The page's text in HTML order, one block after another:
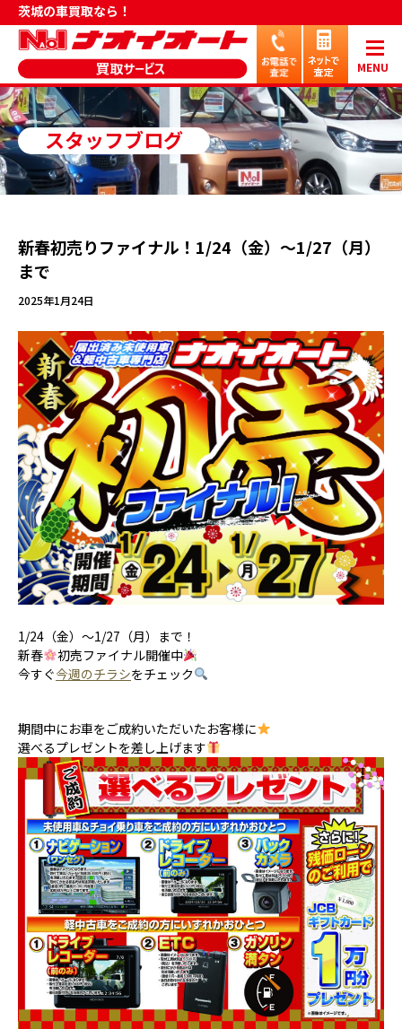
茨城の車買取なら！
MENU
スタッフブログ
新春初売りファイナル！1/24（金）～1/27（月）
まで
2025年1月24日
1/24（金）～1/27（月）まで！
新春
初売ファイナル開催中
今すぐ今週のチラシをチェック
期間中にお車をご成約いただいたお客様に
選べるプレゼントを差し上げます